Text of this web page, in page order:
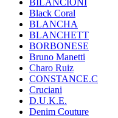
BILANCIONI
Black Coral
BLANCHA
BLANCHETT
BORBONESE
Bruno Manetti
Charo Ruiz
CONSTANCE.C
Cruciani
D.U.K.E.
Denim Couture